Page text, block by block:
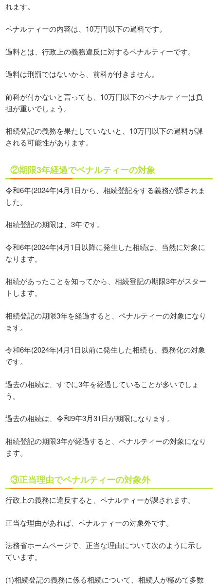
れます。
ペナルティーの内容は、10万円以下の過料です。
過料とは、行政上の義務違反に対するペナルティーです。
過料は刑罰ではないから、前科が付きません。
前科が付かないと言っても、10万円以下のペナルティーは負
担が重いでしょう。
相続登記の義務を果たしていないと、10万円以下の過料が課
される可能性があります。
②期限3年経過でペナルティーの対象
令和6年(2024年)4月1日から、相続登記をする義務が課されま
した。
相続登記の期限は、3年です。
令和6年(2024年)4月1日以降に発生した相続は、当然に対象に
なります。
相続があったことを知ってから、相続登記の期限3年がスター
トします。
相続登記の期限3年を経過すると、ペナルティーの対象になり
ます。
令和6年(2024年)4月1日以前に発生した相続も、義務化の対象
です。
過去の相続は、すでに3年を経過していることが多いでしょ
う。
過去の相続は、令和9年3月31日が期限になります。
相続登記の期限3年が経過すると、ペナルティーの対象になり
ます。
③正当理由でペナルティーの対象外
行政上の義務に違反すると、ペナルティーが課されます。
正当な理由があれば、ペナルティーの対象外です。
法務省ホームページで、正当な理由について次のように示し
ています。
(1)相続登記の義務に係る相続について、相続人が極めて多数